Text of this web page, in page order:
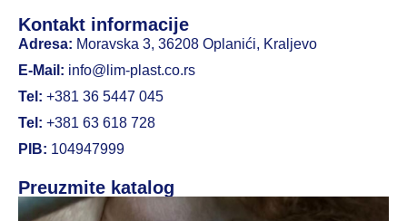
Kontakt informacije
Adresa: Moravska 3, 36208 Oplanići, Kraljevo
E-Mail: info@lim-plast.co.rs
Tel: +381 36 5447 045
Tel: +381 63 618 728
PIB: 104947999
Preuzmite katalog